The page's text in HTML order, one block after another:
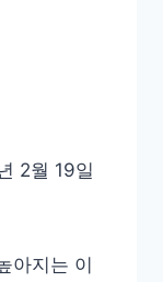
2월 19일
아지는 이